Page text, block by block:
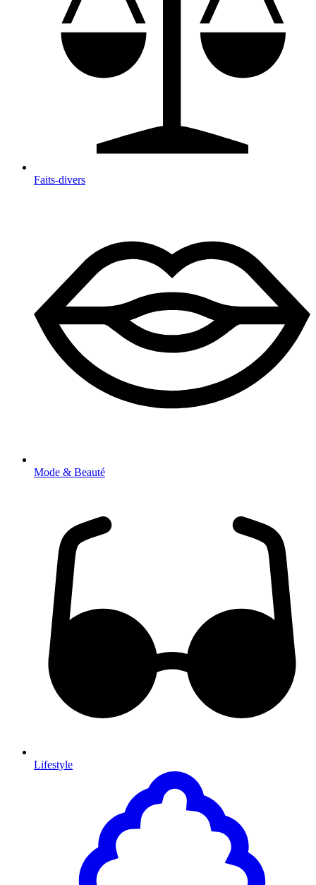
Faits-divers
Mode & Beauté
Lifestyle